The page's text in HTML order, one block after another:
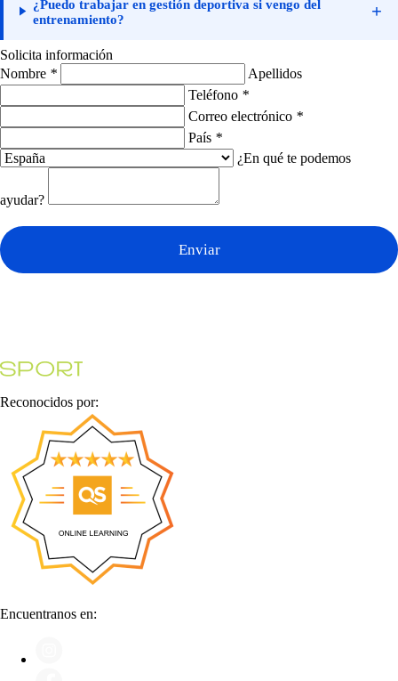
¿Puedo trabajar en gestión deportiva si vengo del
entrenamiento?
+
Solicita información
Nombre *
Apellidos
Teléfono *
Correo electrónico *
País *
¿En qué te podemos
ayudar?
Enviar
Reconocidos por:
Encuentranos en: